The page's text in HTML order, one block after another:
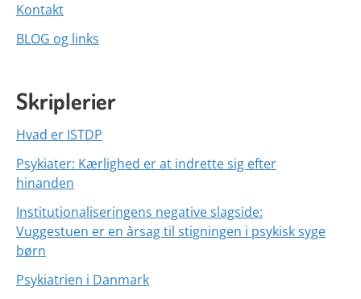
Kontakt
BLOG og links
Skriplerier
Hvad er ISTDP
Psykiater: Kærlighed er at indrette sig efter
hinanden
Institutionaliseringens negative slagside:
Vuggestuen er en årsag til stigningen i psykisk syge
børn
Psykiatrien i Danmark